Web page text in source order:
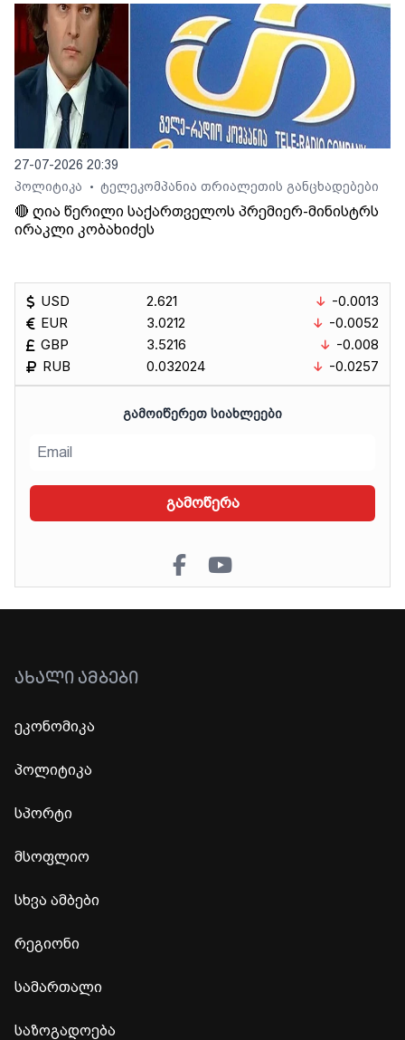
27-07-2026 20:39
პოლიტიკა
• ტელეკომპანია თრიალეთის განცხადებები
🔴 ღია წერილი საქართველოს პრემიერ-მინისტრს
ირაკლი კობახიძეს
USD
EUR
GBP
RUB
2.621
3.0212
3.5216
0.032024
-0.0013
-0.0052
-0.008
-0.0257
ᲒᲐᲛᲝᲘᲬᲔᲠᲔᲗ ᲡᲘᲐᲮᲚᲔᲔᲑᲘ
გამოწერა
ᲐᲮᲐᲚᲘ ᲐᲛᲑᲔᲑᲘ
ეკონომიკა
პოლიტიკა
სპორტი
მსოფლიო
სხვა ამბები
რეგიონი
სამართალი
საზოგადოება